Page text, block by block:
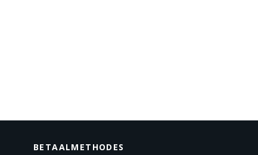
BETAALMETHODES